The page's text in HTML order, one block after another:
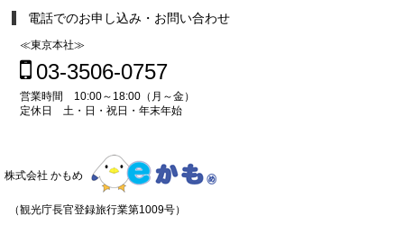
電話でのお申し込み・お問い合わせ
≪東京本社≫
03-3506-0757
営業時間 10:00～18:00（月～金）
定休日 土・日・祝日・年末年始
株式会社 かもめ
（観光庁長官登録旅行業第1009号）